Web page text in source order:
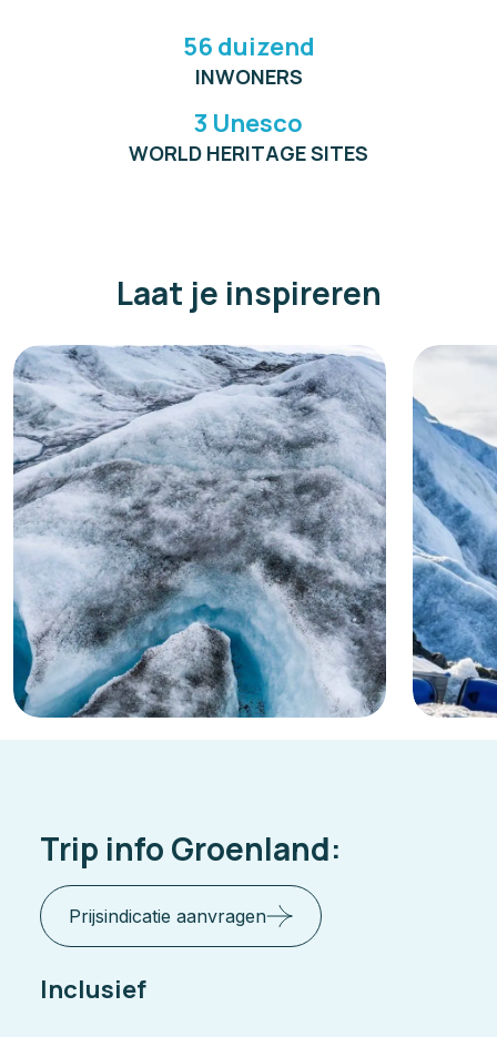
56 duizend
INWONERS
3 Unesco
WORLD HERITAGE SITES
Laat je inspireren
Trip info Groenland:
Prijsindicatie aanvragen
Inclusief